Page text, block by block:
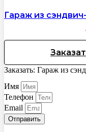
Гараж из
Заказать: Гараж из
Имя
Телефон
Email
Отправить